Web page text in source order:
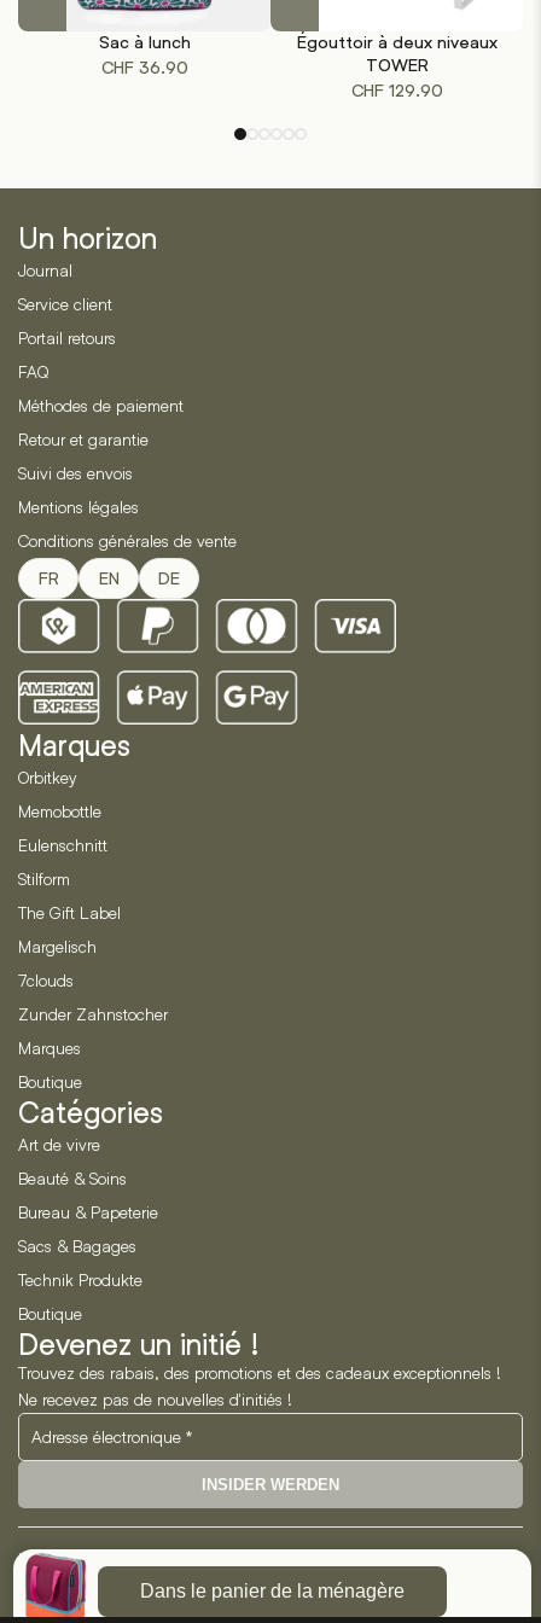
plusieurs
choisies
sur
page
du
Sac à lunch
CHF36.90
a
plusieurs
variations.
Égouttoir à deux niveaux
TOWER
CHF129.90
Un horizon
Journal
Service client
Portail retours
FAQ
Méthodes de paiement
Retour et garantie
Suivi des envois
Mentions légales
Conditions générales de vente
FR EN DE
Marques
Orbitkey
Memobottle
Eulenschnitt
Stilform
The Gift Label
Margelisch
7clouds
Zunder Zahnstocher
Marques
Boutique
Catégories
Art de vivre
Beauté & Soins
Bureau & Papeterie
Sacs & Bagages
Technik Produkte
Boutique
Devenez un initié !
Trouvez des rabais, des promotions et des cadeaux exceptionnels !
Ne recevez pas de nouvelles d'initiés !
INSIDER WERDEN
Neo Horizon GmbH
Dans le panier de la ménagère